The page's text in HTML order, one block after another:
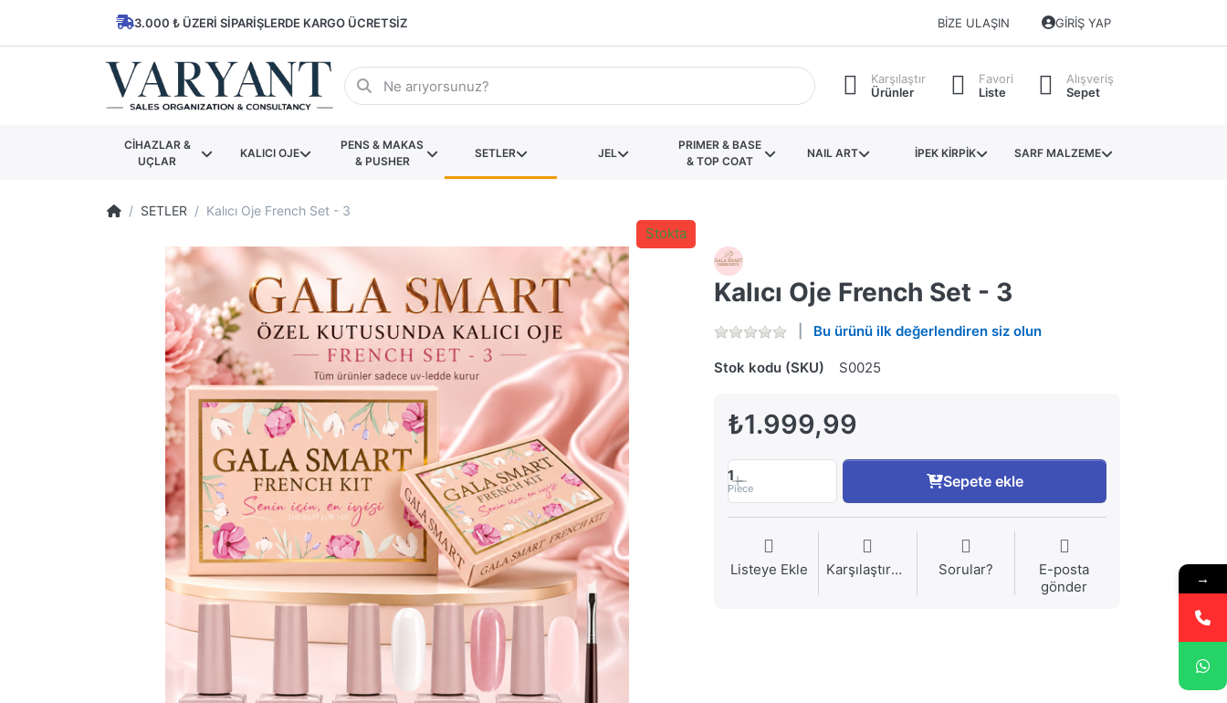
3.000 ₺ ÜZERI SIPARIŞLERDE KARGO ÜCRETSIZ BIZE ULAŞIN GIRIŞ YAP
Karşılaştır
Ürünler
Favori
Liste
Alışveriş
Sepet
CİHAZLAR &
UÇLAR
KALICI OJE
PENS & MAKAS
& PUSHER
SETLER JEL
PRIMER & BASE
& TOP COAT
NAIL ART İPEK KİRPİK SARF MALZEME
SETLER Kalıcı Oje French Set - 3
Kalıcı Oje French Set - 3
Bu ürünü ilk değerlendiren siz olun
Stok kodu (SKU) S0025
₺1.999,99
Stokta
1
Piece Sepete ekle
Listeye Ekle Karşılaştırma Sorular?
E-posta
gönder
→